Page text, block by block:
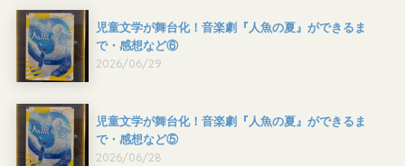
児童文学が舞台化！音楽劇『人魚の夏』ができるま
で・感想など⑥
2026/06/29
児童文学が舞台化！音楽劇『人魚の夏』ができるま
で・感想など⑤
2026/06/28